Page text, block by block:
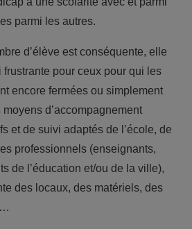
parmi les autres.
d’élève est conséquente, elle
frustrante pour ceux pour qui les
encore fermées ou simplement
d’accompagnement
et de suivi adaptés de l’école, de
professionnels (enseignants,
de l’éducation et/ou de la ville),
des locaux, des matériels, des